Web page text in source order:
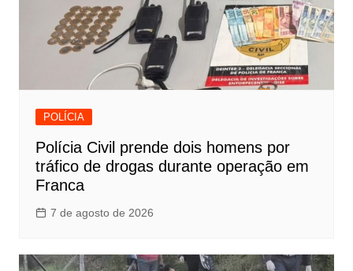
POLÍCIA
Polícia Civil prende dois homens por
tráfico de drogas durante operação em
Franca
7 de agosto de 2026